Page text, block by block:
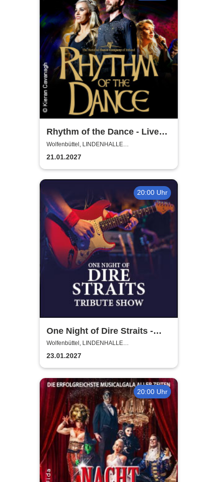
Rhythm of the Dance - Live
2027
Wolfenbüttel, LINDENHALLE
WOLFENBÜTTEL
21.01.2027
20:00 Uhr
One Night of Dire Straits -
Tribute Show
Wolfenbüttel, LINDENHALLE
WOLFENBÜTTEL
23.01.2027
20:00 Uhr